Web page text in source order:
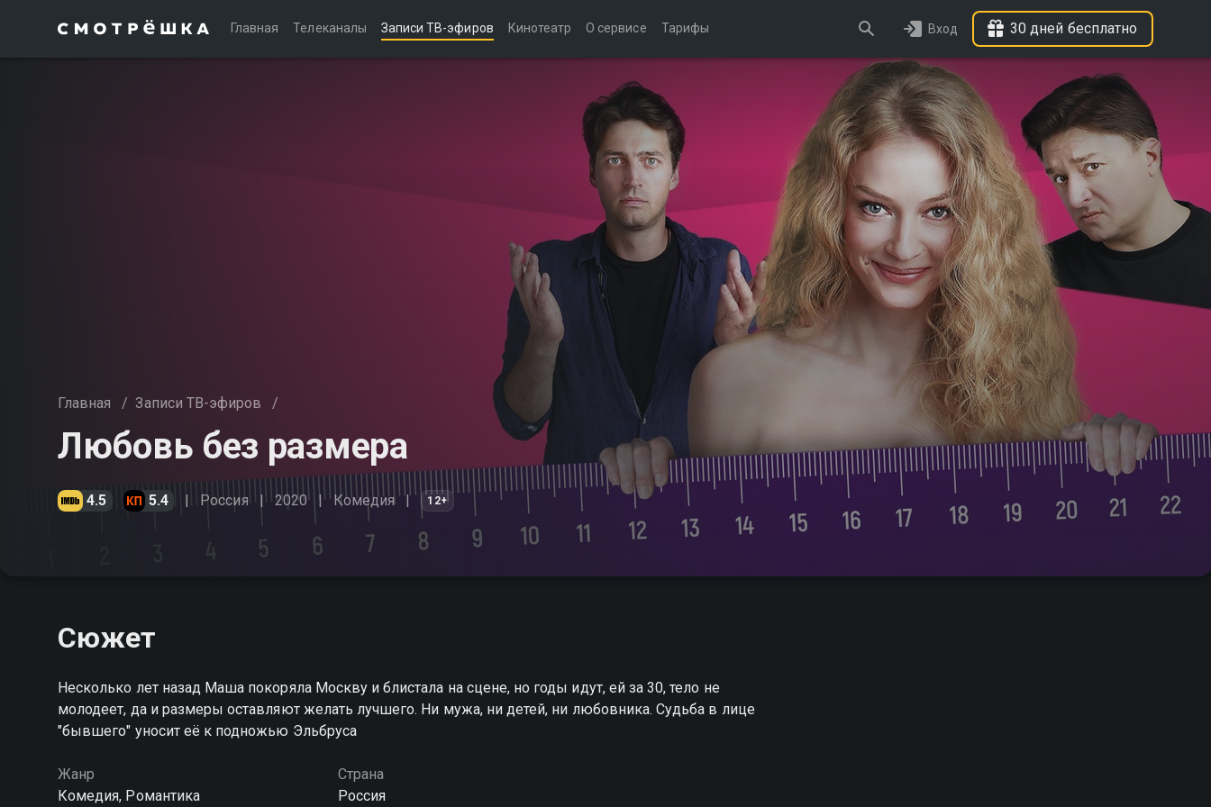
Главная Телеканалы Записи ТВ-эфиров Кинотеатр О сервисе Тарифы Вход 30 дней бесплатно
Главная / Записи ТВ-эфиров /
Любовь без размера
4.5 5.4 Россия 2020 Комедия 12+
Сюжет
Несколько лет назад Маша покоряла Москву и блистала на сцене, но годы идут, ей за 30, тело не
молодеет, да и размеры оставляют желать лучшего. Ни мужа, ни детей, ни любовника. Судьба в лице
"бывшего" уносит её к подножью Эльбруса
Жанр
Комедия, Романтика
Страна
Россия